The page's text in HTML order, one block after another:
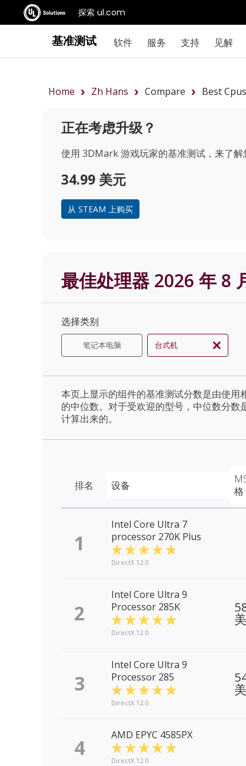
探索 ul.com
基准测试 软件 服务 支持 见解
Home Zh Hans Compare Best Cpus
正在考虑升级？
使用 3DMark 游戏玩家的基准测试，来了解
34.99 美元
从 STEAM 上购买
最佳处理器 2026 年 8
选择类别
笔记本电脑 台式机
本页上显示的组件的基准测试分数是由使用
的中位数。对于受欢迎的型号，中位数分数
计算出来的。
排名 设备
格
1
Intel Core Ultra 7
processor 270K Plus
DirectX 12.0
2
Intel Core Ultra 9
Processor 285K
DirectX 12.0
3
Intel Core Ultra 9
Processor 285
DirectX 12.0
4 AMD EPYC 4585PX
DirectX 12.0